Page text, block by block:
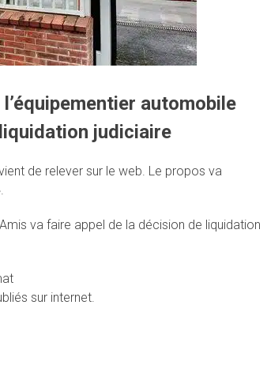
automobile
judiciaire
de relever sur le web. Le propos va
va faire appel de la décision de liquidation
sur internet.